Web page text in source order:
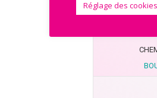
Réglage des cookies